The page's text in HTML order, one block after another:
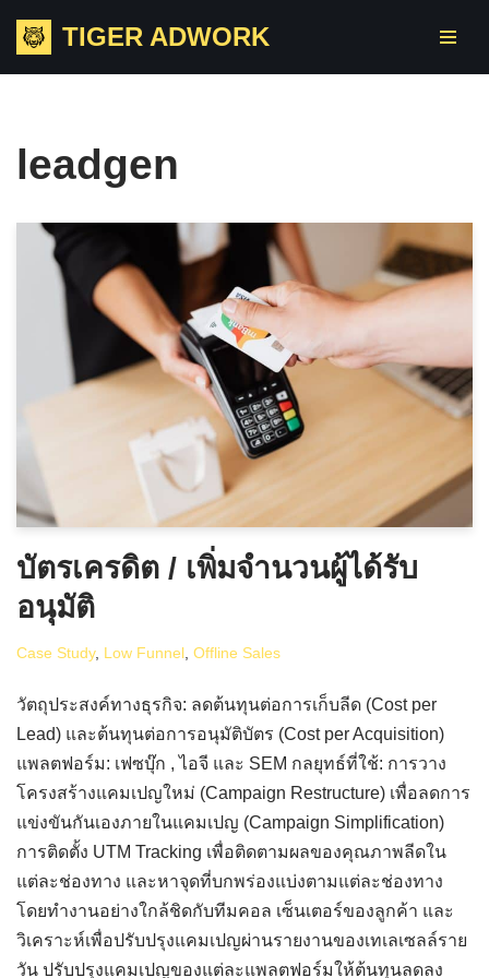
Skip
TIGER ADWORK
leadgen
บัตรเครดิต / เพิ่มจำนวนผู้ได้รับ
อนุมัติ
Case Study, Low Funnel Offline Sales
วัตถุประสงค์ทางธุรกิจ: ลดต้นทุนต่อการเก็บลีด (Cost per
Lead) และต้นทุนต่อการอนุมัติบัตร (Cost per Acquisition)
แพลตฟอร์ม: เฟซบุ๊ก , ไอจี และ SEM กลยุทธ์ที่ใช้: การวาง
โครงสร้างแคมเปญใหม่ (Campaign Restructure) เพื่อลดการ
แข่งขันกันเองภายในแคมเปญ (Campaign Simplification)
การติดตั้ง UTM Tracking เพื่อติดตามผลของคุณภาพลีดใน
แต่ละช่องทาง และหาจุดที่บกพร่องแบ่งตามแต่ละช่องทาง
โดยทำงานอย่างใกล้ชิดกับทีมคอล เซ็นเตอร์ของลูกค้า และ
วิเคราะห์เพื่อปรับปรุงแคมเปญผ่านรายงานของเทเลเซลล์ราย
วัน ปรับปรุงแคมเปญของแต่ละแพลตฟอร์มให้ต้นทุนลดลง